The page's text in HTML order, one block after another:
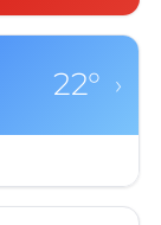
22° ›